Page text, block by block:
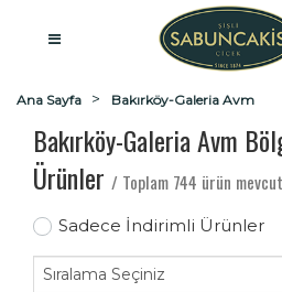
Ana Sayfa Bakırköy-Galeria Avm
Bakırköy-Galeria Avm
Ürünler / Toplam 744 ürün mevcut
Sadece İndirimli Ürünler